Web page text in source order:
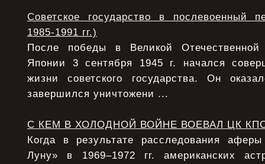
Советское государство в послевоенный
1985-1991 гг.)
После победы в Великой
Японии 3 сентября 1945 г. начался
жизни советского государства. Он
завершился уничтожени ...
С КЕМ В ХОЛОДНОЙ ВОЙНЕ ВОЕВАЛ ЦК
Когда в результате расследования
Луну» в 1969–1972 гг. американских